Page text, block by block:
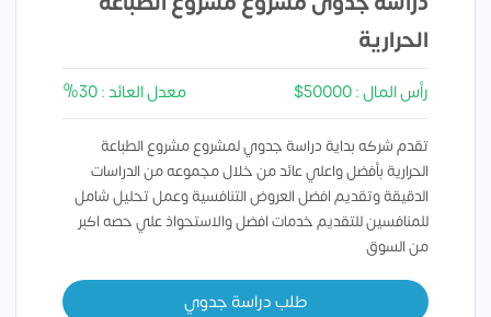
الحرارية
رأس المال : 50000$ معدل العائد : 30%
تقدم شركه بداية دراسة جدوي لمشروع مشروع الطباعة
الحرارية بأفضل واعلي عائد من خلال مجموعه من الدراسات
الدقيقة وتقديم افضل العروض التنافسية وعمل تحليل شامل
للمنافسين للتقديم خدمات افضل والاستحواذ علي حصه اكبر
من السوق
طلب دراسة جدوي